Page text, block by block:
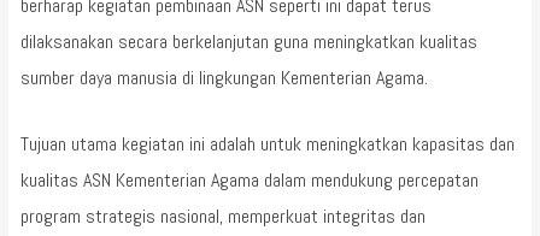
dilaksanakan secara berkelanjutan guna meningkatkan kualitas
sumber daya manusia di lingkungan Kementerian Agama.
Tujuan utama kegiatan ini adalah untuk meningkatkan kapasitas dan
kualitas ASN Kementerian Agama dalam mendukung percepatan
program strategis nasional, memperkuat integritas dan